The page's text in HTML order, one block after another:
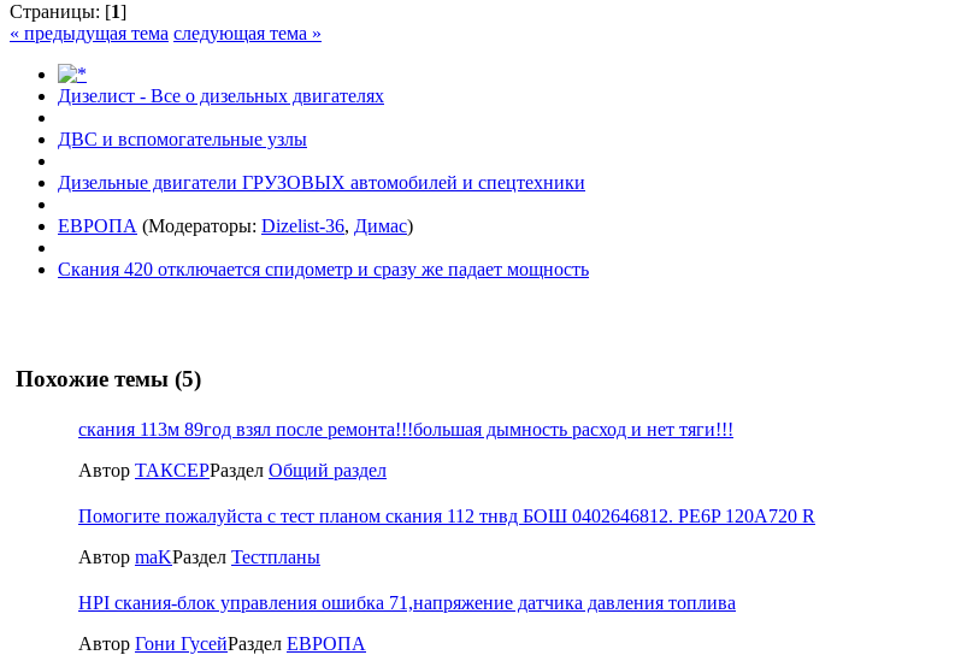
Страницы: [1]
« предыдущая тема следующая тема »
Дизелист - Все о дизельных двигателях
ДВС и вспомогательные узлы
Дизельные двигатели ГРУЗОВЫХ автомобилей и спецтехники
ЕВРОПА (Модераторы: Dizelist-36, Димас)
Скания 420 отключается спидометр и сразу же падает мощность
Похожие темы (5)
скания 113м 89год взял после ремонта!!!большая дымность расход и нет тяги!!!
Автор ТАКСЕРРаздел Общий раздел
Помогите пожалуйста с тест планом скания 112 тнвд БОШ 0402646812. PE6P 120A720 R
Автор maKРаздел Тестпланы
HPI скания-блок управления ошибка 71,напряжение датчика давления топлива
Автор Гони ГусейРаздел ЕВРОПА